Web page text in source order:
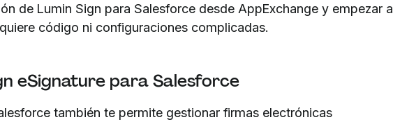
de Lumin Sign para Salesforce desde AppExchange y empezar a
código ni configuraciones complicadas.
eSignature para Salesforce
también te permite gestionar firmas electrónicas